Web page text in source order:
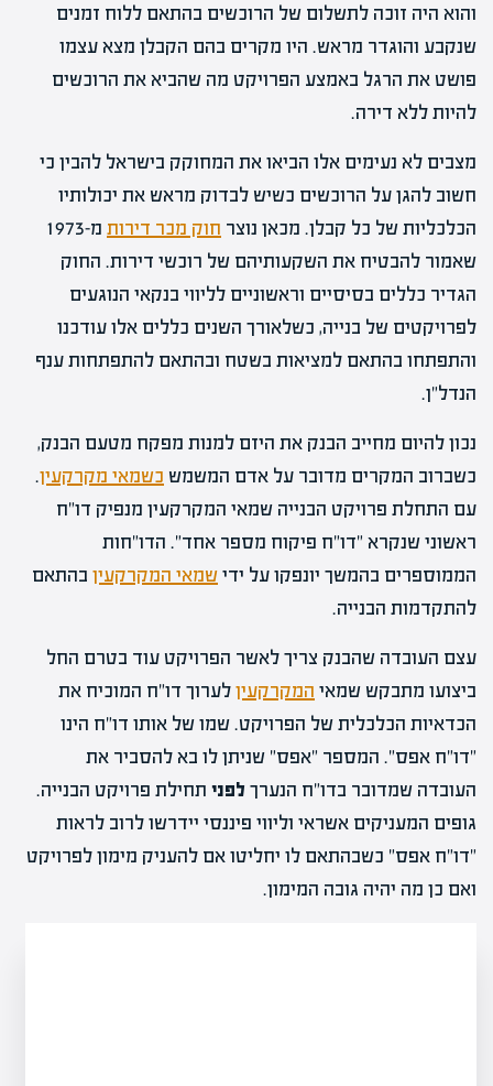
והוא היה זוכה לתשלום של הרוכשים בהתאם ללוח זמנים
שנקבע והוגדר מראש. היו מקרים בהם הקבלן מצא עצמו
פושט את הרגל באמצע הפרויקט מה שהביא את הרוכשים
להיות ללא דירה.
מצבים לא נעימים אלו הביאו את המחוקק בישראל להבין כי
חשוב להגן על הרוכשים כשיש לבדוק מראש את יכולותיו
הכלכליות של כל קבלן. מכאן נוצר חוק מכר דירות
מ-1973
שאמור להבטיח את השקעותיהם של רוכשי דירות. החוק
הגדיר כללים בסיסיים וראשוניים לליווי בנקאי הנוגעים
לפרויקטים של בנייה, כשלאורך השנים כללים אלו עודכנו
והתפתחו בהתאם למציאות בשטח ובהתאם להתפתחות ענף
הנדל"ן.
נכון להיום מחייב הבנק את היזם למנות מפקח מטעם הבנק,
כשברוב המקרים מדובר על אדם המשמש כשמאי מקרקעין.
עם התחלת פרויקט הבנייה שמאי המקרקעין מנפיק דו"ח
ראשוני שנקרא "דו"ח פיקוח מספר אחד". הדו"חות
הממוספרים בהמשך יונפקו על ידישמאי המקרקעין בהתאם
להתקדמות הבנייה.
עצם העובדה שהבנק צריך לאשר הפרויקט עוד בטרם החל
ביצועו מתבקש שמאי המקרקעיןלערוך דו"ח המוכיח את
הכדאיות הכלכלית של הפרויקט. שמו של אותו דו"ח הינו
"דו"ח אפס". המספר "אפס" שניתן לו בא להסביר את
העובדה שמדובר בדו"ח הנערךלפני תחילת פרויקט הבנייה.
גופים המעניקים אשראי וליווי פיננסי יידרשו לרוב לראות
"דו"ח אפס" כשבהתאם לו יחליטו אם להעניק מימון לפרויקט
ואם כן מה יהיה גובה המימון.